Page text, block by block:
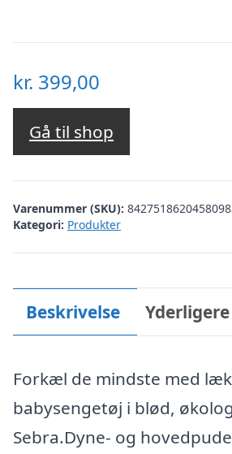
kr. 399,00
Gå til shop
Varenummer (SKU):
Kategori: Produkter
Beskrivelse
Forkæl de mindste med
babysengetøj i blød,
Sebra.Dyne- og